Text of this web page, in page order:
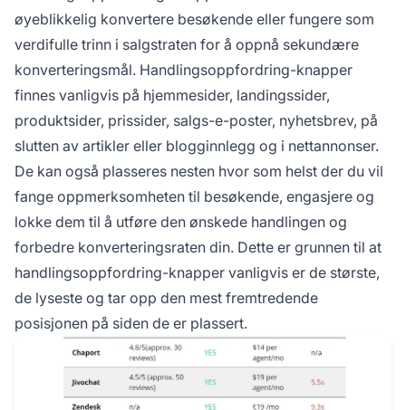
skille seg ut med riktig farge, kontrast, størrelse
og form, og ha klar, handlingsorientert tekst.
øyeblikkelig konvertere besøkende eller fungere som
verdifulle trinn i salgstraten for å oppnå sekundære
konverteringsmål. Handlingsoppfordring-knapper
finnes vanligvis på hjemmesider, landingssider,
produktsider, prissider, salgs-e-poster, nyhetsbrev, på
slutten av artikler eller blogginnlegg og i nettannonser.
De kan også plasseres nesten hvor som helst der du vil
fange oppmerksomheten til besøkende, engasjere og
lokke dem til å utføre den ønskede handlingen og
forbedre konverteringsraten din. Dette er grunnen til at
handlingsoppfordring-knapper vanligvis er de største,
de lyseste og tar opp den mest fremtredende
posisjonen på siden de er plassert.